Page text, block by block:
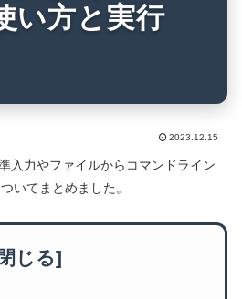
い方と実行
2023.12.15
入力やファイルからコマンドライン
いてまとめました。